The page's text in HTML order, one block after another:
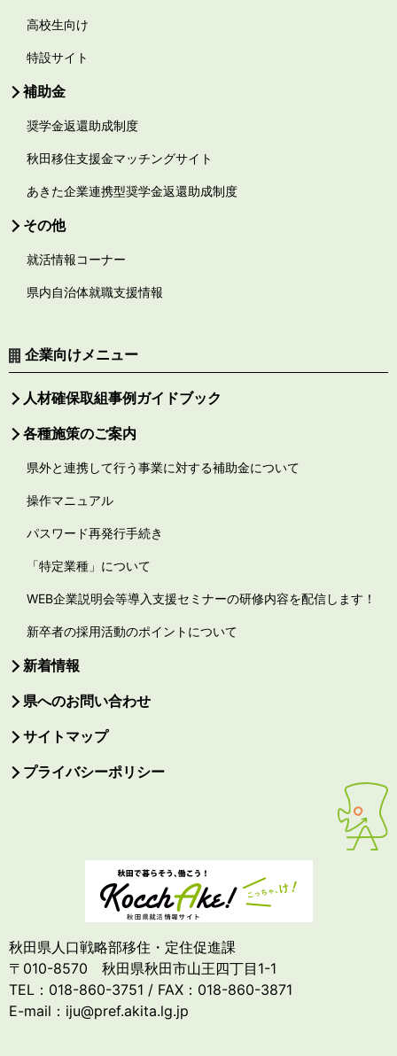
高校生向け
特設サイト
補助金
奨学金返還助成制度
秋田移住支援金マッチングサイト
あきた企業連携型奨学金返還助成制度
その他
就活情報コーナー
県内自治体就職支援情報
企業向けメニュー
人材確保取組事例ガイドブック
各種施策のご案内
県外と連携して行う事業に対する補助金について
操作マニュアル
パスワード再発行手続き
「特定業種」について
WEB企業説明会等導入支援セミナーの研修内容を配信します！
新卒者の採用活動のポイントについて
新着情報
県へのお問い合わせ
サイトマップ
プライバシーポリシー
秋田県人口戦略部移住・定住促進課
〒010-8570 秋田県秋田市山王四丁目1-1
TEL：018-860-3751 / FAX：018-860-3871
E-mail：iju@pref.akita.lg.jp